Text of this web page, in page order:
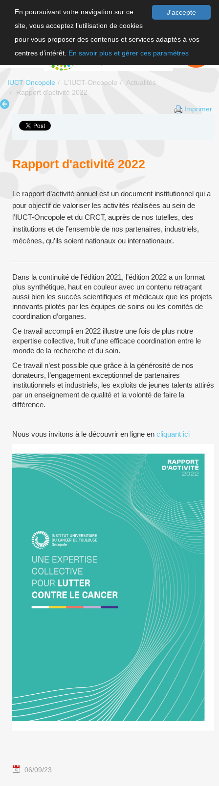
J'accepte
En poursuivant votre navigation sur ce
site, vous acceptez l’utilisation de cookies
pour vous proposer des contenus et services adaptés à vos
centres d’intérêt. En savoir plus et gérer ces paramètres
FAIRE UN
DON
IUCT Oncopole L'IUCT-Oncopole
Actualités
Rapport d'activité 2022
Imprimer
Rapport d'activité 2022
Le rapport d’activité annuel est un document institutionnel qui a
pour objectif de valoriser les activités réalisées au sein de
l’IUCT-Oncopole et du CRCT, auprès de nos tutelles, des
institutions et de l’ensemble de nos partenaires, industriels,
mécènes, qu’ils soient nationaux ou internationaux.
Dans la continuité de l’édition 2021, l’édition 2022 a un format
plus synthétique, haut en couleur avec un contenu retraçant
aussi bien les succès scientifiques et médicaux que les projets
innovants pilotés par les équipes de soins ou les comités de
coordination d’organes.
Ce travail accompli en 2022 illustre une fois de plus notre
expertise collective, fruit d’une efficace coordination entre le
monde de la recherche et du soin.
Ce travail n’est possible que grâce à la générosité de nos
donateurs, l’engagement exceptionnel de partenaires
institutionnels et industriels, les exploits de jeunes talents attirés
par un enseignement de qualité et la volonté de faire la
différence.
Nous vous invitons à le découvrir en ligne en cliquant ici
06/09/23